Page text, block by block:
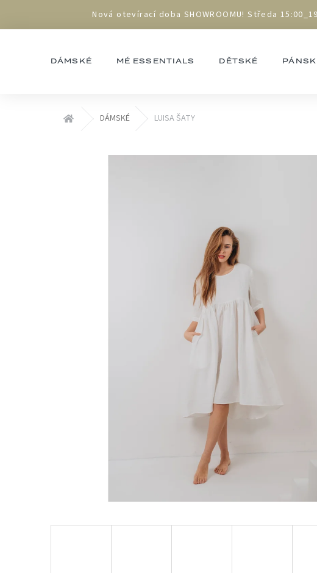
obsah
Nová otevírací doba SHOWROOMU! Středa
DÁMSKÉ MÉ ESSENTIALS DĚTSKÉ
Domů DÁMSKÉ LUISA ŠATY